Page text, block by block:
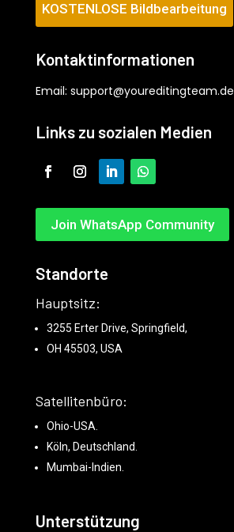
KOSTENLOSE Bildbearbeitung
Kontaktinformationen
Email: support@youreditingteam.de
Links zu sozialen Medien
Join WhatsApp Community
Standorte
Hauptsitz:
3255 Erter Drive, Springfield,
OH 45503, USA
Satellitenbüro:
Ohio-USA.
Köln, Deutschland.
Mumbai-Indien.
Unterstützung